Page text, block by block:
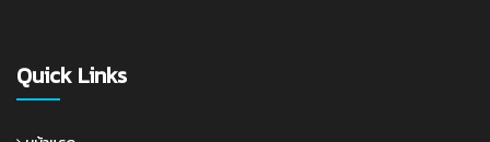
Quick Links